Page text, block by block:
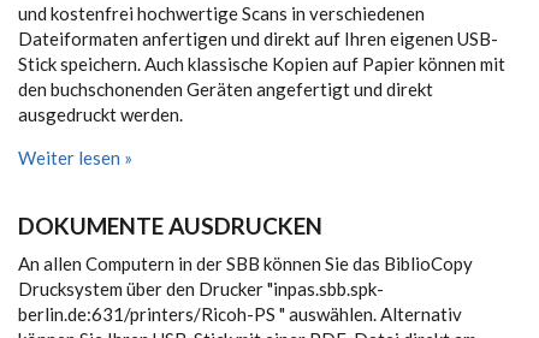
und kostenfrei hochwertige Scans in verschiedenen
Dateiformaten anfertigen und direkt auf Ihren eigenen USB-
Stick speichern. Auch klassische Kopien auf Papier können mit
den buchschonenden Geräten angefertigt und direkt
ausgedruckt werden.
Weiter lesen »
DOKUMENTE AUSDRUCKEN
An allen Computern in der SBB können Sie das BiblioCopy
Drucksystem über den Drucker "inpas.sbb.spk-
berlin.de:631/printers/Ricoh-PS " auswählen. Alternativ